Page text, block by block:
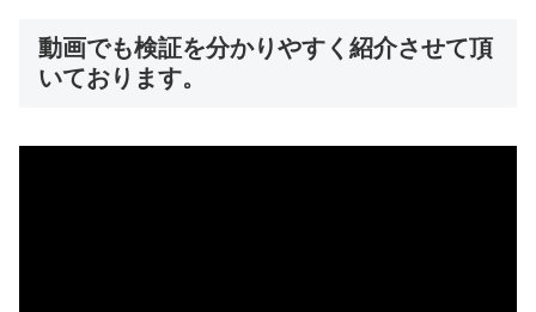
動画でも検証を分かりやすく紹介させて頂
いております。